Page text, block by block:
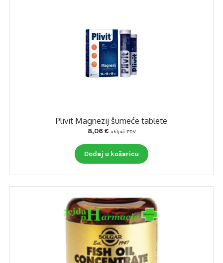
Plivit Magnezij šumeće tablete
8,06 € uključ. PDV
Dodaj u košaricu